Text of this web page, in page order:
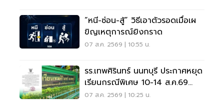
“หนี-ซ่อน-สู้” วิธีเอาตัวรอดเมื่อเผ
ขิญเหตุการณ์ยิงกราด
07 ส.ค. 2569 | 10:55 น.
รร.เทพศิรินทร์ นนทบุรี ประกาศหยุด
เรียนกรณีพิเศษ 10-14 ส.ค.69
หลังเหตุกราดยิง
07 ส.ค. 2569 | 10:25 น.